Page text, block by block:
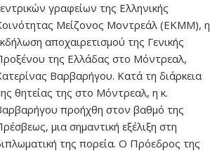
γραφείων της Ελληνικής
Μείζονος Μοντρεάλ (ΕΚΜΜ), η
αποχαιρετισμού της Γενικής
της Ελλάδας στο Μόντρεαλ,
Βαρβαρήγου. Κατά τη διάρκεια
θητείας της στο Μόντρεαλ, η κ.
προήχθη στον βαθμό της
μια σημαντική εξέλιξη στη
της πορεία. Ο Πρόεδρος της